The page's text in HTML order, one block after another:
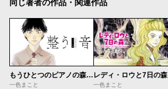
同じ著者の作品・関連作品
もうひとつのピアノの森 整う音
一色まこと
レディ・ロウと7日の森
一色まこと